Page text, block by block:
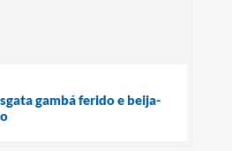
gambá ferido e beija-